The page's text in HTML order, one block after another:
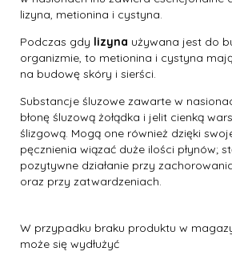
lizyna, metionina i cystyna.
Podczas gdy lizyna używana jest do
organizmie, to metionina i cystyna
na budowę skóry i sierści.
Substancje śluzowe zawarte w
błonę śluzową żołądka i jelit cienką
ślizgową. Mogą one również dzięki
pęcznienia wiązać duże ilości płynów;
pozytywne działanie przy
oraz przy zatwardzeniach.
W przypadku braku produktu w
może się wydłużyć